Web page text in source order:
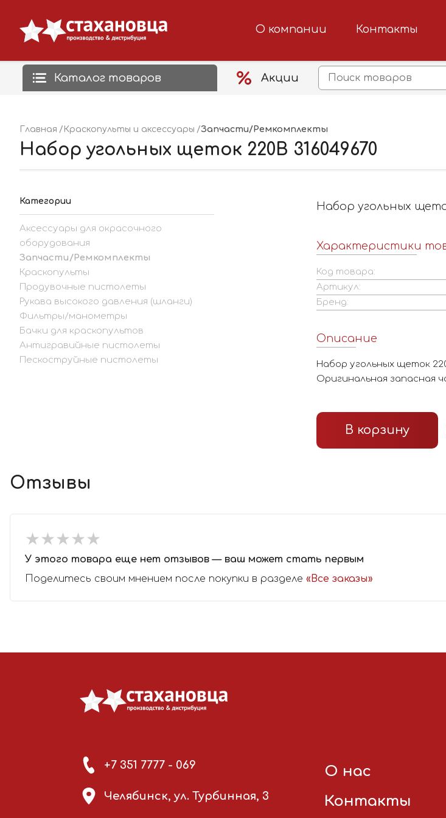
О компании Контакты
Каталог товаров Акции
Главная Краскопульты и аксессуары Запчасти/Ремкомплекты
Набор угольных щеток 220В 316049670
Категории
Аксессуары для окрасочного
оборудования
Запчасти/Ремкомплекты
Краскопульты
Продувочные пистолеты
Рукава высокого давления (шланги)
Фильтры/манометры
Бачки для краскопультов
Антигравийные пистолеты
Пескоструйные пистолеты
Набор угольных
Характеристики
Код товара:
Артикул:
Бренд:
Описание
Набор угольных щеток
Оригинальная запасная
В корзину
Отзывы
★★★★★
★★★★★
У этого товара еще нет отзывов — ваш может стать первым
Поделитесь своим мнением после покупки в разделе «Все заказы»
+7 351 7777 - 069
Челябинск, ул. Турбинная, 3
О нас
Контакты